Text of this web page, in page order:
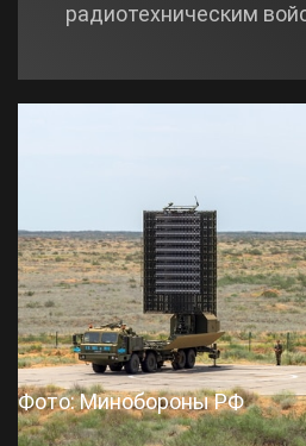
радиотехническим
Фото: Минобороны РФ